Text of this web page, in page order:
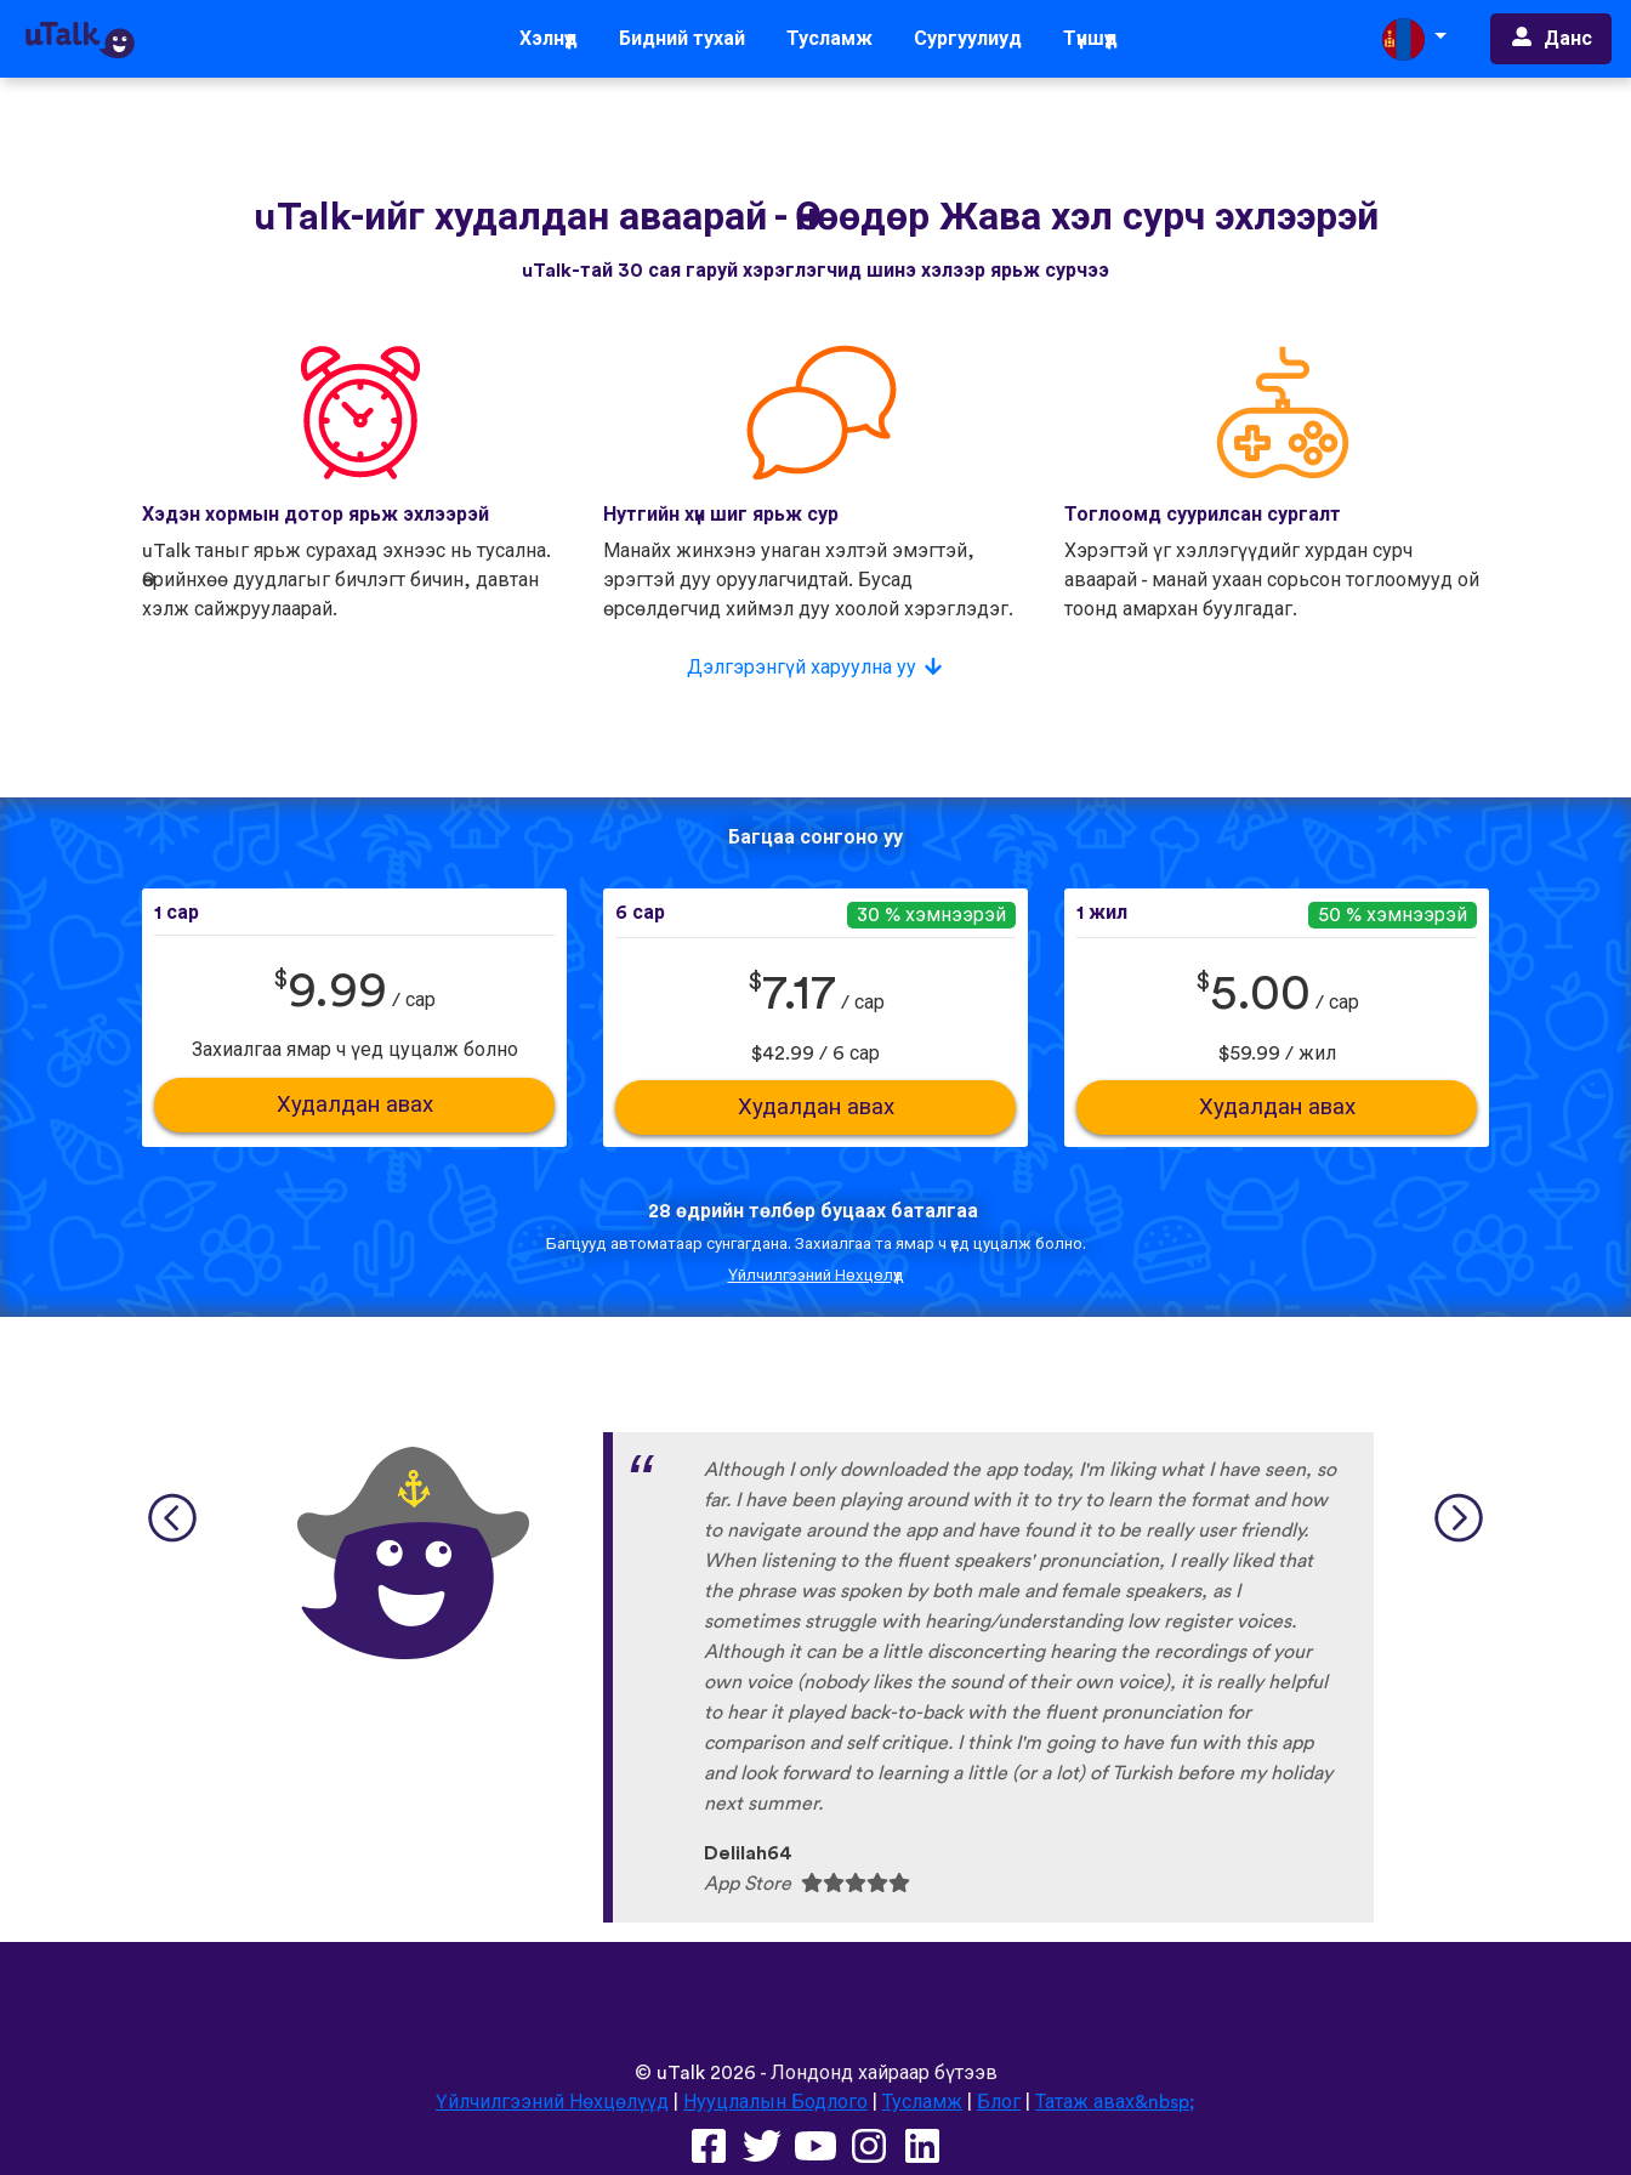
Хэлнүүд Бидний тухай Тусламж Сургуулиуд Түншүүд Данс
uTalk-ийг худалдан аваарай - Өнөөдөр Жава хэл сурч эхлээрэй
uTalk-тай 30 сая гаруй хэрэглэгчид шинэ хэлээр ярьж сурчээ
Хэдэн хормын дотор ярьж эхлээрэй
uTalk таныг ярьж сурахад эхнээс нь тусална.
Өөрийнхөө дуудлагыг бичлэгт бичин, давтан
хэлж сайжруулаарай.
Нутгийн хүн шиг ярьж сур
Манайх жинхэнэ унаган хэлтэй эмэгтэй,
эрэгтэй дуу оруулагчидтай. Бусад
өрсөлдөгчид хиймэл дуу хоолой хэрэглэдэг.
Тоглоомд суурилсан сургалт
Хэрэгтэй үг хэллэгүүдийг хурдан сурч
аваарай - манай ухаан сорьсон тоглоомууд ой
тоонд амархан буулгадаг.
Дэлгэрэнгүй харуулна уу
Багцаа сонгоно уу
1 сар
$9.99 / сар
Захиалгаа ямар ч үед цуцалж болно
Худалдан авах
6 сар 30 % хэмнээрэй
$7.17 / сар
$42.99 / 6 сар
Худалдан авах
1 жил 50 % хэмнээрэй
$5.00 / сар
$59.99 / жил
Худалдан авах
28 өдрийн төлбөр буцаах баталгаа
Багцууд автоматаар сунгагдана. Захиалгаа та ямар ч үед цуцалж болно.
Үйлчилгээний Нөхцөлүүд
Үйлчилгээний Нөхцөлүүд|Нууцлалын Бодлого|Тусламж|Блог